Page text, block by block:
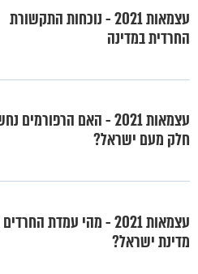
עצמאות 2021 - נוכחות התקשורת
החרדית במדינה
עצמאות 2021 - האם הרפורמים
חלק מעם ישראל?
עצמאות 2021 - מהי עמדת
מדינת ישראל?